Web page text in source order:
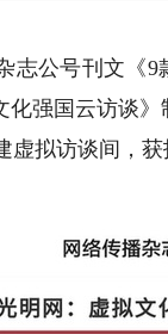
号刊文《9
强国云访谈
拟访谈间，获